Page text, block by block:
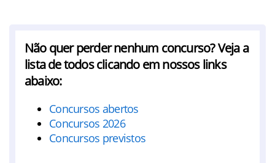
Não quer perder nenhum concurso? Veja a
lista de todos clicando em nossos links
abaixo:
Concursos abertos
Concursos 2026
Concursos previstos